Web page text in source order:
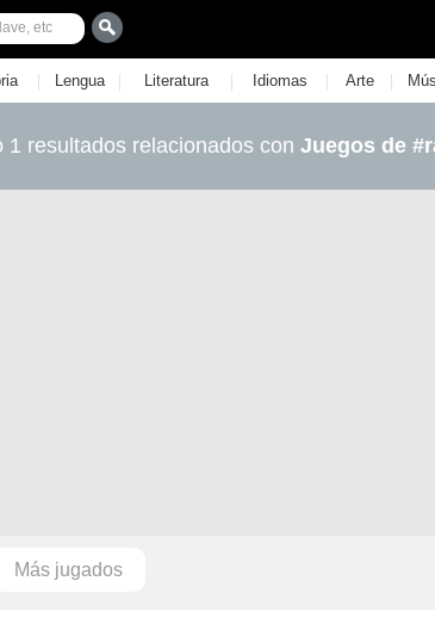
| Lengua | Literatura | Idiomas | Arte |
1 resultados relacionados con Juegos de
Más jugados